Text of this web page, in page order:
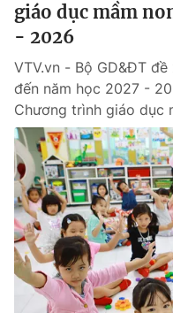
giáo dục mầm
- 2026
VTV.vn - Bộ GD&ĐT
đến năm học 2027 -
Chương trình giáo dục